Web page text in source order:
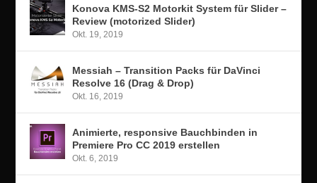
Konova KMS-S2 Motorkit System für Slider –
Review (motorized Slider)
Okt. 19, 2019
Messiah – Transition Packs für DaVinci
Resolve 16 (Drag & Drop)
Okt. 16, 2019
Animierte, responsive Bauchbinden in
Premiere Pro CC 2019 erstellen
Okt. 6, 2019